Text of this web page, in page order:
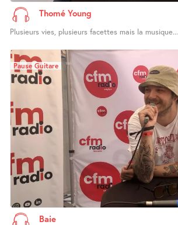
Thomé Young
Plusieurs vies, plusieurs facettes mais la musique...
Pause Guitare
Baie